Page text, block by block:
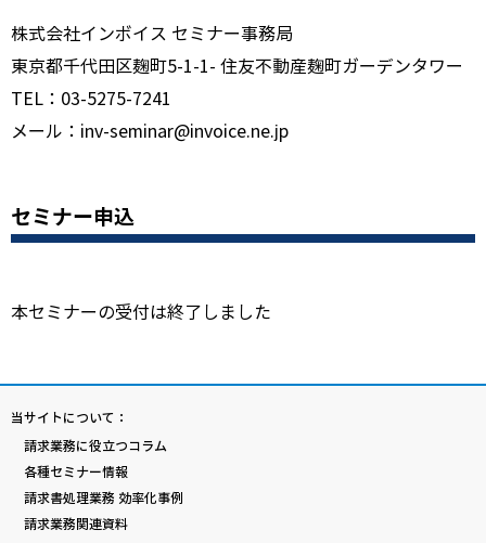
株式会社インボイス セミナー事務局
東京都千代田区麹町5-1-1- 住友不動産麹町ガーデンタワー
TEL：03-5275-7241
メール：inv-seminar@invoice.ne.jp
セミナー申込
本セミナーの受付は終了しました
当サイトについて：
請求業務に役立つコラム
各種セミナー情報
請求書処理業務 効率化事例
請求業務関連資料